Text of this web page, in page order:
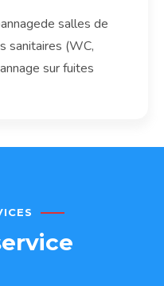
salles de
sanitaires (WC,
sur fuites